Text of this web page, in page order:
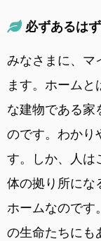
必ずあるは
みなさまに、マ
ます。ホーム
な建物である家
のです。わかり
す。しか、人は
体の拠り所にな
ホームなのです
の生命たちにも